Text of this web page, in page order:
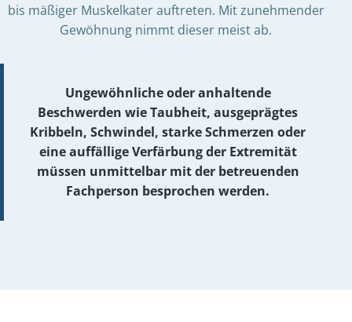
bis mäßiger Muskelkater auftreten. Mit zunehmender
Gewöhnung nimmt dieser meist ab.
Ungewöhnliche oder anhaltende
Beschwerden wie Taubheit, ausgeprägtes
Kribbeln, Schwindel, starke Schmerzen oder
eine auffällige Verfärbung der Extremität
müssen unmittelbar mit der betreuenden
Fachperson besprochen werden.